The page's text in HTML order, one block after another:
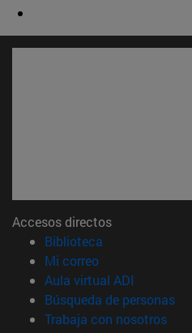
Accesos directos
Biblioteca
Mi correo(abre en nueva
Aula virtual ADI
Búsqueda de personas
Trabaja con nosotros